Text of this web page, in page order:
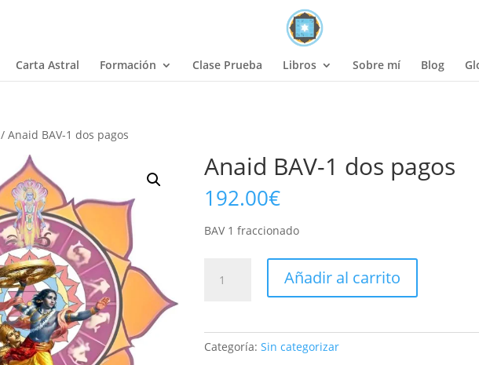
Carta Astral Formación Clase Prueba Libros Sobre mí Blog
/ Anaid BAV-1 dos pagos
Anaid BAV-1 dos pagos
192.00€
BAV 1 fraccionado
BAV-
cantidad
Añadir al carrito
Categoría:Sin categorizar